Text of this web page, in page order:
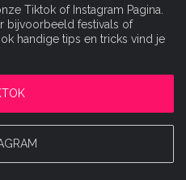
Tiktok of Instagram Pagina.
bijvoorbeeld festivals of
handige tips en tricks vind je